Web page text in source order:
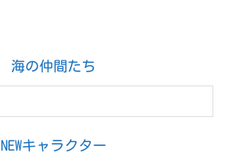
海の仲間たち
NEWキャラクター